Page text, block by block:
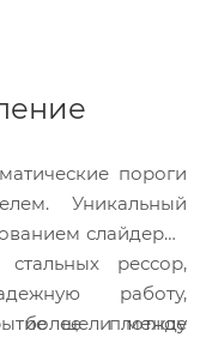
пороги
Уникальный
слайдеров
рессор,
работу,
более плотное
щели между